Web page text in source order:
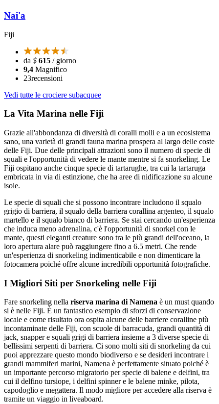
Nai'a
Fiji
da $ 615 / giorno
9,4 Magnifico
23recensioni
Vedi tutte le crociere subacquee
La Vita Marina nelle Fiji
Grazie all'abbondanza di diversità di coralli molli e a un ecosistema
sano, una varietà di grandi fauna marina prospera al largo delle coste
delle Fiji. Due delle principali attrazioni sono il numero di specie di
squali e l'opportunità di vedere le mante mentre si fa snorkeling. Le
Fiji ospitano anche cinque specie di tartarughe, tra cui la tartaruga
embricata in via di estinzione, che ha aree di nidificazione su alcune
isole.
Le specie di squali che si possono incontrare includono il squalo
grigio di barriera, il squalo della barriera corallina argenteo, il squalo
martello e il squalo bianco di barriera. Se stai cercando un'esperienza
che induca meno adrenalina, c'è l'opportunità di snorkel con le
mante, questi eleganti creature sono tra le più grandi dell'oceano, la
loro apertura alare può raggiungere fino a 6.5 metri. Che rende
un'esperienza di snorkeling indimenticabile e non dimenticare la
fotocamera poiché offre alcune incredibili opportunità fotografiche.
I Migliori Siti per Snorkeling nelle Fiji
Fare snorkeling nella riserva marina di Namena è un must quando
si è nelle Fiji. È un fantastico esempio di sforzi di conservazione
locale e come risultato ora ospita alcune delle barriere coralline più
incontaminate delle Fiji, con scuole di barracuda, grandi quantità di
jack, snapper e squali grigi di barriera insieme a 3 diverse specie di
bellissimi serpenti di barriera. Ci sono molti siti di snorkeling da cui
puoi apprezzare questo mondo biodiverso e se desideri incontrare i
grandi mammiferi marini, Namena è perfettamente situato poiché è
un importante percorso migratorio per specie di balene e delfini, tra
cui il delfino tursiope, i delfini spinner e le balene minke, pilota,
capodoglio e megattera. Il modo migliore per accedere alla riserva è
tramite un viaggio in liveaboard.